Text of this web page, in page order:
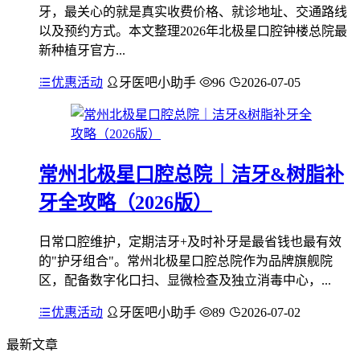
牙，最关心的就是真实收费价格、就诊地址、交通路线
以及预约方式。本文整理2026年北极星口腔钟楼总院最
新种植牙官方...
优惠活动 牙医吧小助手 96 2026-07-05
常州北极星口腔总院｜洁牙&树脂补
牙全攻略（2026版）
日常口腔维护，定期洁牙+及时补牙是最省钱也最有效
的"护牙组合"。常州北极星口腔总院作为品牌旗舰院
区，配备数字化口扫、显微检查及独立消毒中心，...
优惠活动 牙医吧小助手 89 2026-07-02
最新文章